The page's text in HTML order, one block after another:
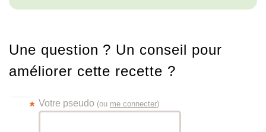
Une question ? Un conseil pour
améliorer cette recette ?
Votre pseudo
* (ou me connecter)